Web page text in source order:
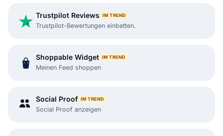
Trustpilot Reviews IM TREND
Trustpilot-Bewertungen einbetten.
Shoppable Widget IM TREND
Meinen Feed shoppen
Social Proof IM TREND
Social Proof anzeigen